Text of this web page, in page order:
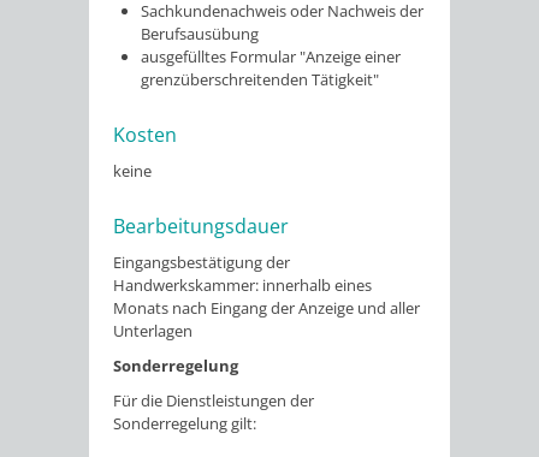
Sachkundenachweis oder Nachweis der
Berufsausübung
ausgefülltes Formular "Anzeige einer
grenzüberschreitenden Tätigkeit"
Kosten
keine
Bearbeitungsdauer
Eingangsbestätigung der
Handwerkskammer: innerhalb eines
Monats nach Eingang der Anzeige und aller
Unterlagen
Sonderregelung
Für die Dienstleistungen der
Sonderregelung gilt: